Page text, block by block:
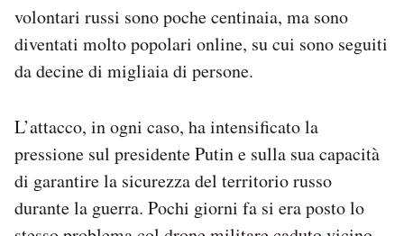
volontari russi sono poche centinaia, ma sono
diventati molto popolari online, su cui sono seguiti
da decine di migliaia di persone.
L’attacco, in ogni caso, ha intensificato la
pressione sul presidente Putin e sulla sua capacità
di garantire la sicurezza del territorio russo
durante la guerra. Pochi giorni fa si era posto lo